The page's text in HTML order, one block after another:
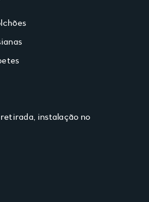
instalação no